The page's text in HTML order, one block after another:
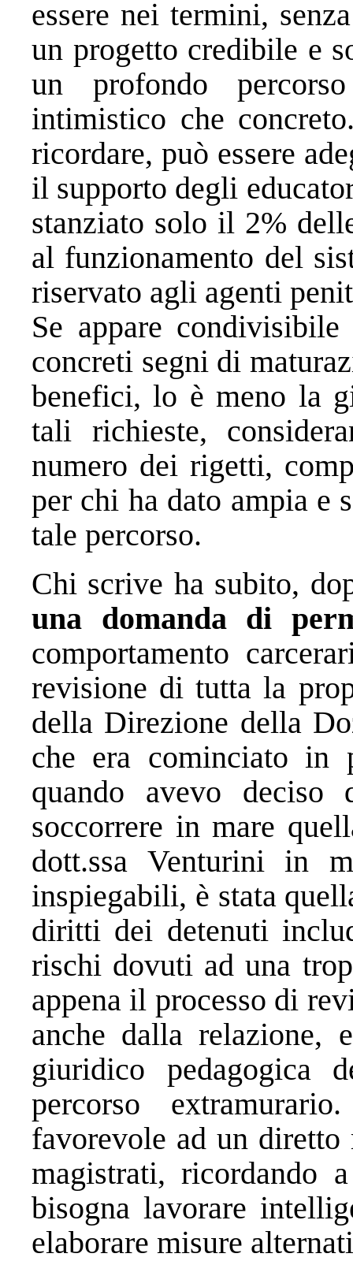
essere nei termini,
un progetto credibile e
un profondo
intimistico che
ricordare, può essere
il supporto degli
stanziato solo il 2%
al funzionamento del
riservato agli agenti
Se appare
concreti segni di
benefici, lo è meno la
tali richieste,
numero dei rigetti,
per chi ha dato ampia e
tale percorso.
Chi scrive ha subito,
una domanda di
comportamento
revisione di tutta la
della Direzione della
che era cominciato in
quando avevo
soccorrere in mare
dott.ssa Venturini in
inspiegabili, è stata
diritti dei detenuti
rischi dovuti ad una
appena il processo di
anche dalla relazione,
giuridico pedagogica
percorso
favorevole ad un diretto
magistrati, ricordando
bisogna lavorare
elaborare misure